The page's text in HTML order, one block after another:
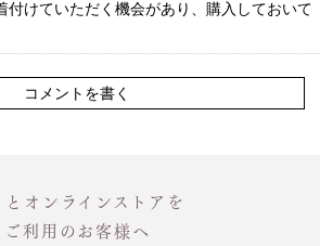
付けていただく機会があり、購入しておいて
コメントを書く
とオンラインストアを
ご利用のお客様へ